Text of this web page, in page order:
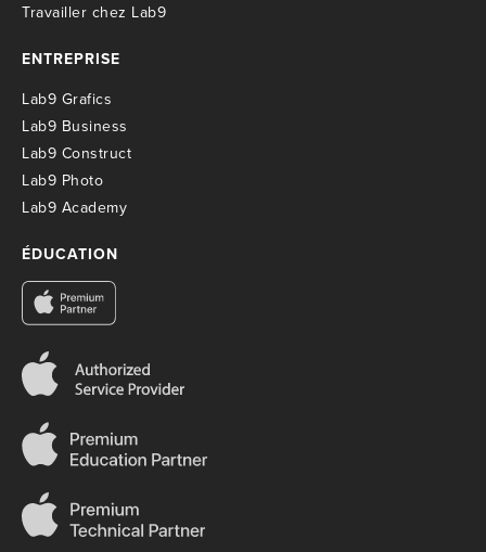
Travailler chez Lab9
ENTREPRISE
Lab9 Grafics
Lab9 Business
Lab9 Construct
Lab9 Photo
Lab9 Academy
ÉDUCATION